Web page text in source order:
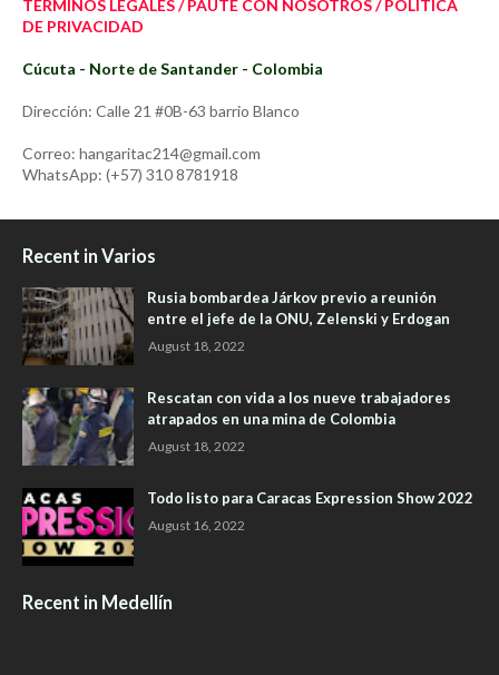
TÉRMINOS LEGALES / PAUTE CON NOSOTROS / POLÍTICA
DE PRIVACIDAD
Cúcuta - Norte de Santander - Colombia
Dirección: Calle 21 #0B-63 barrio Blanco
Correo: hangaritac214@gmail.com
WhatsApp: (+57) 310 8781918
Recent in Varios
Rusia bombardea Járkov previo a reunión
entre el jefe de la ONU, Zelenski y Erdogan
August 18, 2022
Rescatan con vida a los nueve trabajadores
atrapados en una mina de Colombia
August 18, 2022
Todo listo para Caracas Expression Show 2022
August 16, 2022
Recent in Medellín